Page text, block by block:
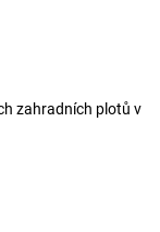
zahradních plotů v